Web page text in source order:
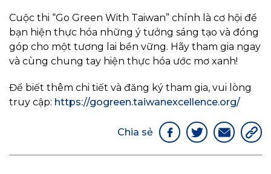
Cuộc thi “Go Green With Taiwan” chính là cơ hội để
bạn hiện thực hóa những ý tưởng sáng tạo và đóng
góp cho một tương lai bền vững. Hãy tham gia ngay
và cùng chung tay hiện thực hóa ước mơ xanh!
Để biết thêm chi tiết và đăng ký tham gia, vui lòng
truy cập: https://gogreen.taiwanexcellence.org/
Chia sẻ